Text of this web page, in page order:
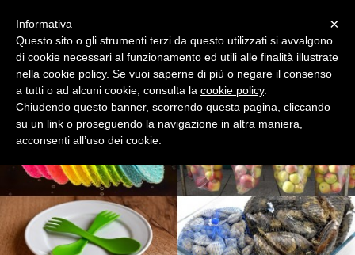
APM S.r.l.
Advanced Polymer Materials
×
Informativa
Questo sito o gli strumenti terzi da questo utilizzati si avvalgono
di cookie necessari al funzionamento ed utili alle finalità illustrate
nella cookie policy. Se vuoi saperne di più o negare il consenso
a tutti o ad alcuni cookie, consulta la cookie policy.
Chiudendo questo banner, scorrendo questa pagina, cliccando
su un link o proseguendo la navigazione in altra maniera,
acconsenti all’uso dei cookie.